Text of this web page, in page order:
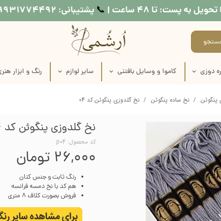
دوزی
دوزی
دوزی
دوزی
دوزی
دوزی
کاموا و وسایل بافتنی
عروسک بافتنی
قلاب بافتنی
منگوله ساز
سایر لوازم
طرح کوبلن
متر خیاطی
رنگ و ابزار
رنگ مولتی
رنگ اکریلیک
رنگ پارچه
به پست: تا ۴۸ ساعت | 📞​​​​​​​ پشتیبانی: ۰۹۹۳۱۷۷۴۴۹۲
پنگوئن نخ ساده پنگوئن نخ گلدوزی پنگوئن کد 04
نخ گلدوزی پنگوئن کد 04
کد محصول: p04
۲۶,۰۰۰ تومان
رنگ ثابت و جنس کتان
هم کد با نخ دمسه فرانسه
فروش بصورت کلاف 8 متری